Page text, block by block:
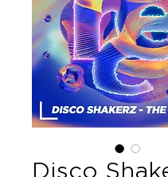
Disco